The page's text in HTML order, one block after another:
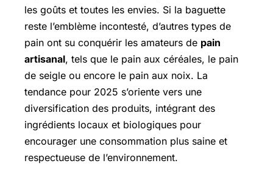
les goûts et toutes les envies. Si la baguette
reste l’emblème incontesté, d’autres types de
pain ont su conquérir les amateurs de pain
artisanal, tels que le pain aux céréales, le pain
de seigle ou encore le pain aux noix. La
tendance pour 2025 s’oriente vers une
diversification des produits, intégrant des
ingrédients locaux et biologiques pour
encourager une consommation plus saine et
respectueuse de l’environnement.